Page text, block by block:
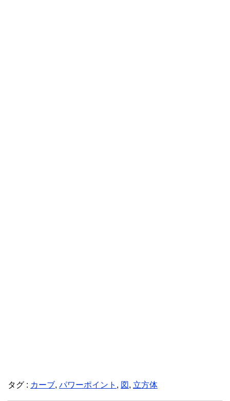
タグ : カーブ, パワーポイント , 図 , 立方体